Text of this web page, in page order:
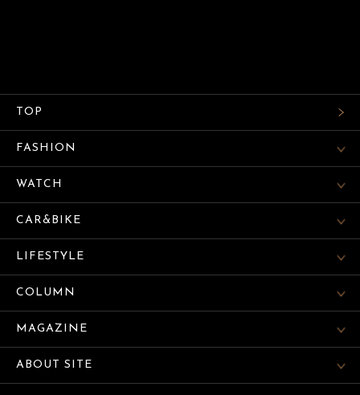
TOP
FASHION
WATCH
CAR&BIKE
LIFESTYLE
COLUMN
MAGAZINE
ABOUT SITE